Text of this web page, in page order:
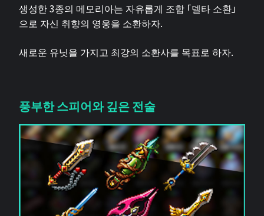
생성한 3종의 메모리아는 자유롭게 조합 「델타 소환」
으로 자신 취향의 영웅을 소환하자.
새로운 유닛을 가지고 최강의 소환사를 목표로 하자.
풍부한 스피어와 깊은 전술